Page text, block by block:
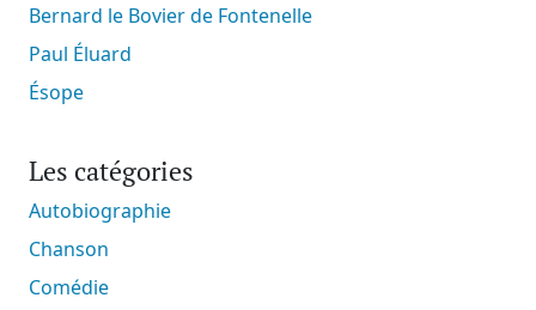
Bernard le Bovier de Fontenelle
Paul Éluard
Ésope
Les catégories
Autobiographie
Chanson
Comédie